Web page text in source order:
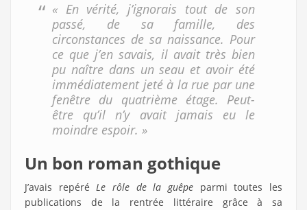
« En vérité, j’ignorais tout de son
passé, de sa famille, des
circonstances de sa naissance. Pour
ce que j’en savais, il avait très bien
pu naître dans un seau et avoir été
immédiatement jeté à la rue par une
fenêtre du quatrième étage. Peut-
être qu’il n’y avait jamais eu le
moindre espoir. »
Un bon roman gothique
J’avais repéréLe rôle de la guêpe parmi toutes les
publications de la rentrée littéraire grâce à sa